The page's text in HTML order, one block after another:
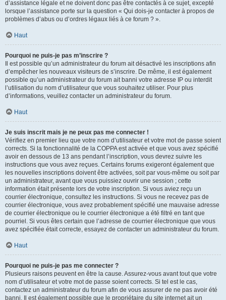
d’assistance légale et ne doivent donc pas être contactés à ce sujet, excepté
lorsque l’assistance porte sur la question « Qui dois-je contacter à propos de
problèmes d’abus ou d’ordres légaux liés à ce forum ? ».
Haut
Pourquoi ne puis-je pas m’inscrire ?
Il est possible qu’un administrateur du forum ait désactivé les inscriptions afin
d’empêcher les nouveaux visiteurs de s’inscrire. De même, il est également
possible qu’un administrateur du forum ait banni votre adresse IP ou interdit
l’utilisation du nom d’utilisateur que vous souhaitez utiliser. Pour plus
d’informations, veuillez contacter un administrateur du forum.
Haut
Je suis inscrit mais je ne peux pas me connecter !
Vérifiez en premier lieu que votre nom d’utilisateur et votre mot de passe soient
corrects. Si la fonctionnalité de la COPPA est activée et que vous avez spécifié
avoir en dessous de 13 ans pendant l’inscription, vous devrez suivre les
instructions que vous avez reçues. Certains forums exigeront également que
les nouvelles inscriptions doivent être activées, soit par vous-même ou soit par
un administrateur, avant que vous puissiez ouvrir une session ; cette
information était présente lors de votre inscription. Si vous aviez reçu un
courrier électronique, consultez les instructions. Si vous ne recevez pas de
courrier électronique, vous avez probablement spécifié une mauvaise adresse
de courrier électronique ou le courrier électronique a été filtré en tant que
pourriel. Si vous êtes certain que l’adresse de courrier électronique que vous
avez spécifiée était correcte, essayez de contacter un administrateur du forum.
Haut
Pourquoi ne puis-je pas me connecter ?
Plusieurs raisons peuvent en être la cause. Assurez-vous avant tout que votre
nom d’utilisateur et votre mot de passe soient corrects. Si tel est le cas,
contactez un administrateur du forum afin de vous assurer de ne pas avoir été
banni. Il est également possible que le propriétaire du site internet ait un